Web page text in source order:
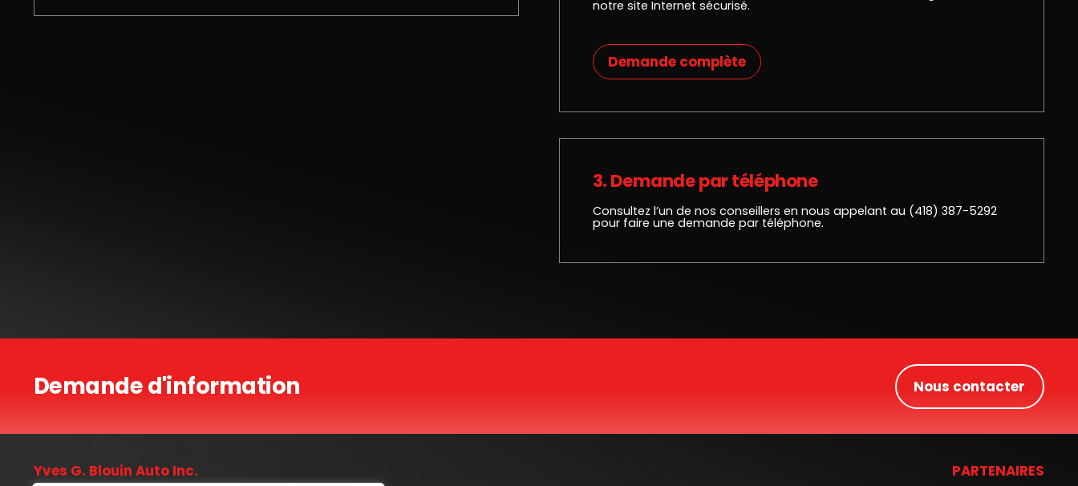
notre site Internet sécurisé.
Demande complète
3. Demande par téléphone
Consultez l’un de nos conseillers en nous appelant au (418) 387-5292
pour faire une demande par téléphone.
Demande d'information Nous contacter
Yves G. Blouin Auto Inc. PARTENAIRES